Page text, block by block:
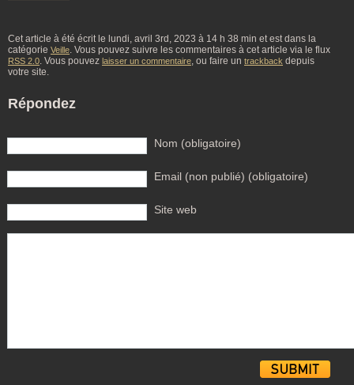
Cet article à été écrit le lundi, avril 3rd, 2023 à 14 h 38 min et est dans la
catégorie Veille. Vous pouvez suivre les commentaires à cet article via le flux
RSS 2.0. Vous pouvez laisser un commentaire, ou faire un trackback depuis
votre site.
Répondez
Nom (obligatoire)
Email (non publié) (obligatoire)
Site web